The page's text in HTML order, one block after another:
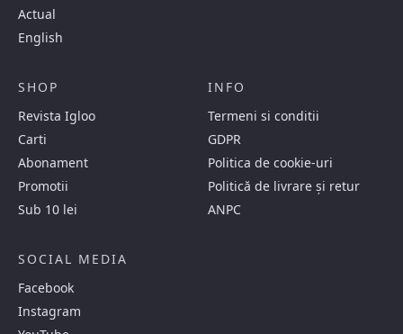
Actual
English
SHOP
Revista Igloo
Carti
Abonament
Promotii
Sub 10 lei
INFO
Termeni si conditii
GDPR
Politica de cookie-uri
Politică de livrare și retur
ANPC
SOCIAL MEDIA
Facebook
Instagram